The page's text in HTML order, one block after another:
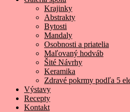
Krajinky
Abstrakty
Bytosti
Mandaly
Osobnosti a priatelia
Maľovaný hodváb
Šité Návrhy
Keramika
Zdravé pokrmy podľa 5
Výstavy
Recepty
Kontakt